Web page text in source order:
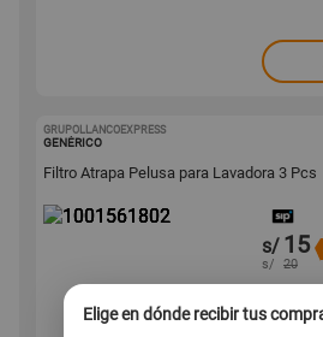
GRUPOLLANCOEXPRESS
GENÉRICO
Filtro Atrapa Pelusa para Lavadora 3 Pcs
s/ 15
s/ 20
Elige en dónde recibir tus